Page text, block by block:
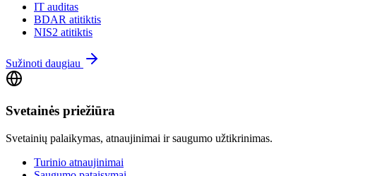
IT auditas
BDAR atitiktis
NIS2 atitiktis
Sužinoti daugiau
Svetainės priežiūra
Svetainių palaikymas, atnaujinimai ir saugumo užtikrinimas.
Turinio atnaujinimai